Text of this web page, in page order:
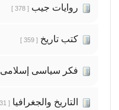
روايات جيب [ 378 ]
كتب تاريخ [ 359 ]
فكر سياسى إسلامى
التاريخ والجغرافيا [ 331 ]